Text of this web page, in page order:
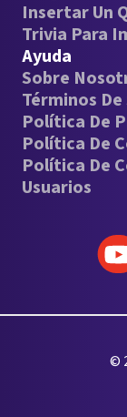
Insertar Un
Trivia Para
Ayuda
Sobre
Términos
Política De
Política De
Política De
Usuarios
©